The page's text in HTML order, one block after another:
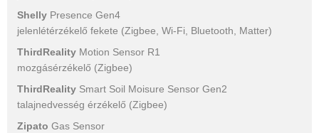
Shelly Presence Gen4
jelenlétérzékelő fekete (Zigbee, Wi-Fi, Bluetooth, Matter)
ThirdReality Motion Sensor R1
mozgásérzékelő (Zigbee)
ThirdReality Smart Soil Moisure Sensor Gen2
talajnedvesség érzékelő (Zigbee)
Zipato Gas Sensor